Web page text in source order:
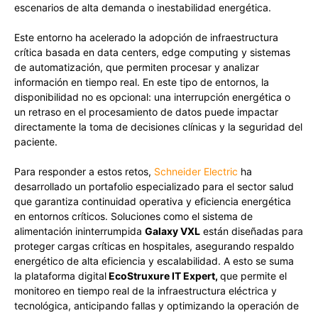
escenarios de alta demanda o inestabilidad energética.
Este entorno ha acelerado la adopción de infraestructura
crítica basada en data centers, edge computing y sistemas
de automatización, que permiten procesar y analizar
información en tiempo real. En este tipo de entornos, la
disponibilidad no es opcional: una interrupción energética o
un retraso en el procesamiento de datos puede impactar
directamente la toma de decisiones clínicas y la seguridad del
paciente.
Para responder a estos retos, Schneider Electric ha
desarrollado un portafolio especializado para el sector salud
que garantiza continuidad operativa y eficiencia energética
en entornos críticos. Soluciones como el sistema de
alimentación ininterrumpida Galaxy VXL están diseñadas para
proteger cargas críticas en hospitales, asegurando respaldo
energético de alta eficiencia y escalabilidad. A esto se suma
la plataforma digitalEcoStruxure IT Expert, que permite el
monitoreo en tiempo real de la infraestructura eléctrica y
tecnológica, anticipando fallas y optimizando la operación de